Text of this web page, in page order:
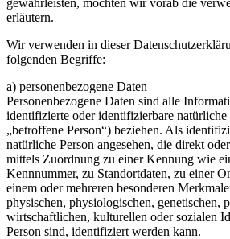
gewährleisten, möchten wir vorab die
erläutern.
Wir verwenden in dieser
folgenden Begriffe:
a) personenbezogene Daten
Personenbezogene Daten sind alle
identifizierte oder identifizierbare natürliche
„betroffene Person“) beziehen. Als
natürliche Person angesehen, die direkt
mittels Zuordnung zu einer Kennung wie
Kennnummer, zu Standortdaten, zu einer
einem oder mehreren besonderen
physischen, physiologischen, genetischen,
wirtschaftlichen, kulturellen oder sozialen
Person sind, identifiziert werden kann.